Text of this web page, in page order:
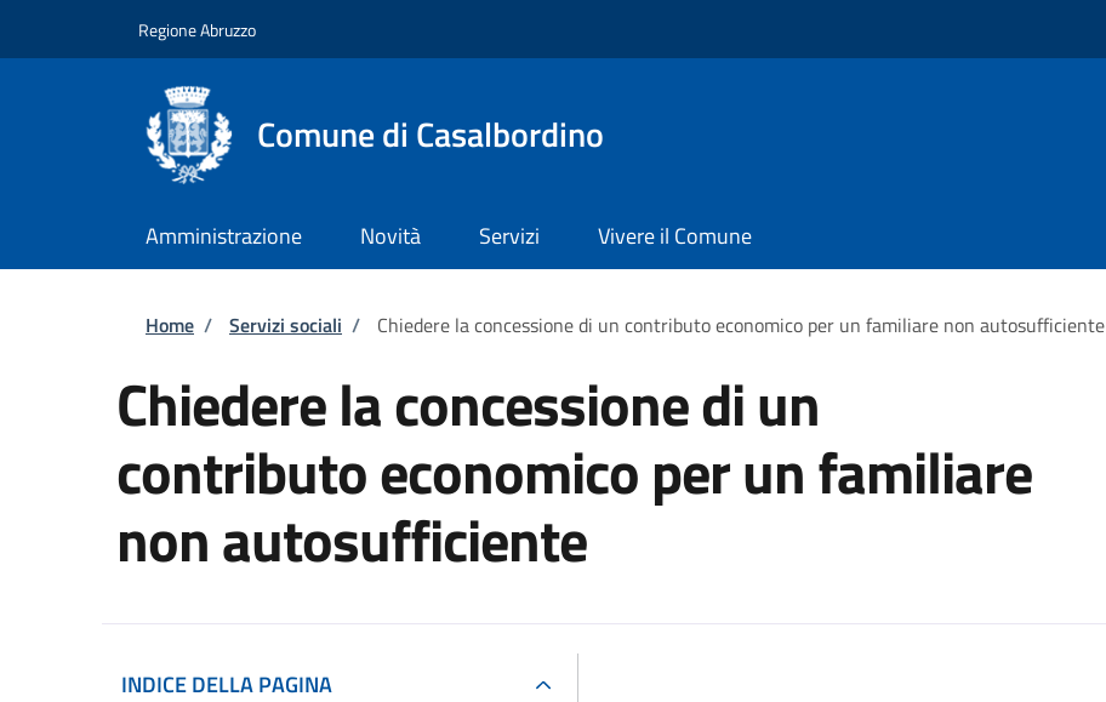
Regione Abruzzo
Comune di Casalbordino
Amministrazione Novità Servizi Vivere il Comune
Briciole di pane
Home / Servizi sociali / Chiedere la concessione di un contributo economico per un familiare non autosufficiente
Chiedere la concessione di un
contributo economico per un familiare
non autosufficiente
INDICE DELLA PAGINA